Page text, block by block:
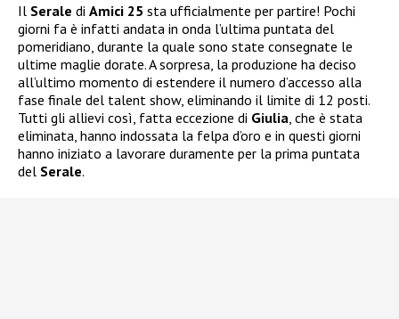
Il Serale di Amici 25 sta ufficialmente per partire! Pochi
giorni fa è infatti andata in onda l’ultima puntata del
pomeridiano, durante la quale sono state consegnate le
ultime maglie dorate. A sorpresa, la produzione ha deciso
all’ultimo momento di estendere il numero d’accesso alla
fase finale del talent show, eliminando il limite di 12 posti.
Tutti gli allievi così, fatta eccezione di Giulia , che è stata
eliminata, hanno indossata la felpa d’oro e in questi giorni
hanno iniziato a lavorare duramente per la prima puntata
del Serale.